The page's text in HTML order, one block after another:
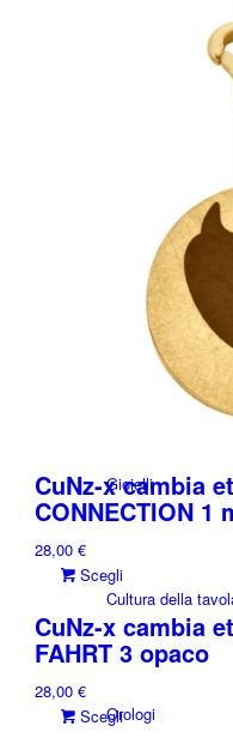
Collana
Orecchini
Gioielli
Cultura della
Orologi
CuNz-x cambia
CONNECTION 1
28,00€
Scegli
prodotto
ha
più
varianti.
opzioni
CuNz-x cambia
FAHRT 3 opaco
28,00€
Scegli
Questo